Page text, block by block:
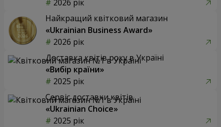
2026 рік
Найкращий квітковий магазин
«Ukrainian Business Award»
2026 рік
Доставка квітів року в Україні
«Вибір країни»
2025 рік
Сервіс доставки квітів
«Ukrainian Choice»
2025 рік